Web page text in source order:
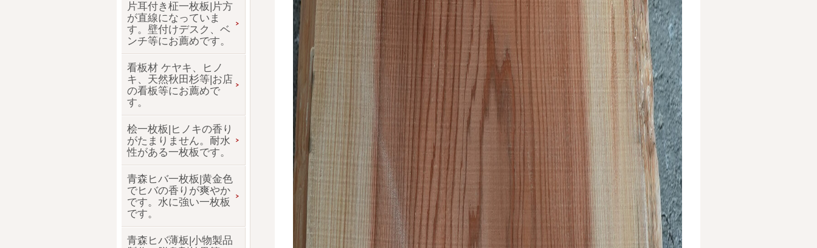
片耳付き柾一枚板|片方
が直線になっていま
す。壁付けデスク、ベ
ンチ等にお薦めです。
看板材 ケヤキ、ヒノ
キ、天然秋田杉等|お店
の看板等にお薦めで
す。
桧一枚板|ヒノキの香り
がたまりません。耐水
性がある一枚板です。
青森ヒバ一枚板|黄金色
でヒバの香りが爽やか
です。水に強い一枚板
です。
青森ヒバ薄板|小物製品